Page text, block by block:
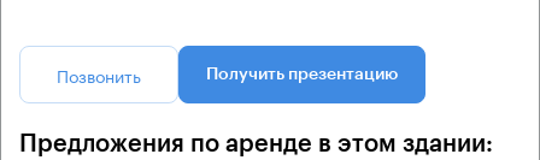
Позвонить Получить презентацию
Предложения по аренде в этом здании: